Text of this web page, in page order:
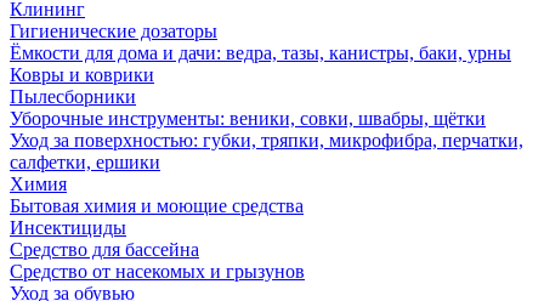
Клининг
Гигиенические дозаторы
Ёмкости для дома и дачи: ведра, тазы, канистры, баки, урны
Ковры и коврики
Пылесборники
Уборочные инструменты: веники, совки, швабры, щётки
Уход за поверхностью: губки, тряпки, микрофибра, перчатки,
салфетки, ершики
Химия
Бытовая химия и моющие средства
Инсектициды
Средство для бассейна
Средство от насекомых и грызунов
Уход за обувью